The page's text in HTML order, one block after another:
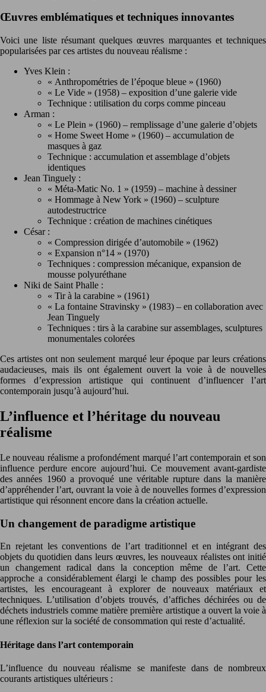
Œuvres emblématiques et techniques innovantes
Voici une liste résumant quelques œuvres marquantes et techniques
popularisées par ces artistes du nouveau réalisme :
Yves Klein :
« Anthropométries de l’époque bleue » (1960)
« Le Vide » (1958) – exposition d’une galerie vide
Technique : utilisation du corps comme pinceau
Arman :
« Le Plein » (1960) – remplissage d’une galerie d’objets
« Home Sweet Home » (1960) – accumulation de
masques à gaz
Technique : accumulation et assemblage d’objets
identiques
Jean Tinguely :
« Méta-Matic No. 1 » (1959) – machine à dessiner
« Hommage à New York » (1960) – sculpture
autodestructrice
Technique : création de machines cinétiques
César :
« Compression dirigée d’automobile » (1962)
« Expansion n°14 » (1970)
Techniques : compression mécanique, expansion de
mousse polyuréthane
Niki de Saint Phalle :
« Tir à la carabine » (1961)
« La fontaine Stravinsky » (1983) – en collaboration avec
Jean Tinguely
Techniques : tirs à la carabine sur assemblages, sculptures
monumentales colorées
Ces artistes ont non seulement marqué leur époque par leurs créations
audacieuses, mais ils ont également ouvert la voie à de nouvelles
formes d’expression artistique qui continuent d’influencer l’art
contemporain jusqu’à aujourd’hui.
L’influence et l’héritage du nouveau
réalisme
Le nouveau réalisme a profondément marqué l’art contemporain et son
influence perdure encore aujourd’hui. Ce mouvement avant-gardiste
des années 1960 a provoqué une véritable rupture dans la manière
d’appréhender l’art, ouvrant la voie à de nouvelles formes d’expression
artistique qui résonnent encore dans la création actuelle.
Un changement de paradigme artistique
En rejetant les conventions de l’art traditionnel et en intégrant des
objets du quotidien dans leurs œuvres, les nouveaux réalistes ont initié
un changement radical dans la conception même de l’art. Cette
approche a considérablement élargi le champ des possibles pour les
artistes, les encourageant à explorer de nouveaux matériaux et
techniques. L’utilisation d’objets trouvés, d’affiches déchirées ou de
déchets industriels comme matière première artistique a ouvert la voie à
une réflexion sur la société de consommation qui reste d’actualité.
Héritage dans l’art contemporain
L’influence du nouveau réalisme se manifeste dans de nombreux
courants artistiques ultérieurs :